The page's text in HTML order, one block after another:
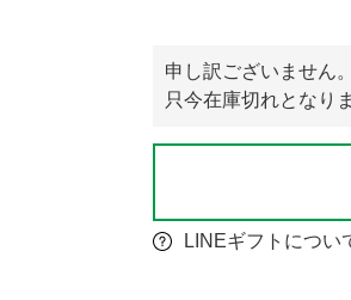
申し訳ございません。
只今在庫切れとなり
LINEギフトについ